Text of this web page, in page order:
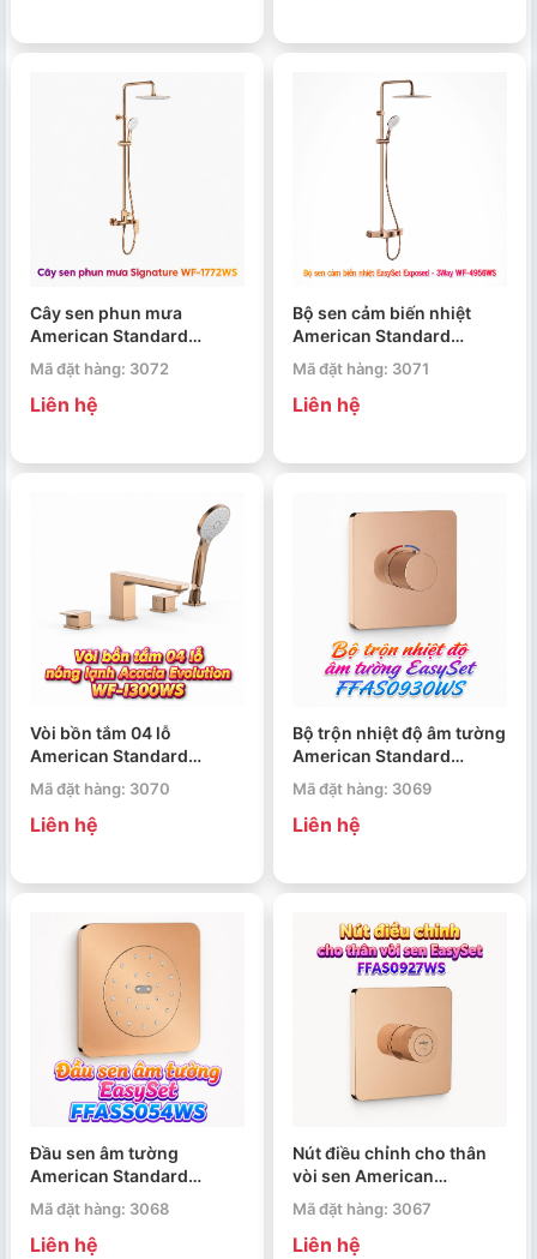
Cây sen phun mưa
American Standard
Signature WF-1772WS
Mã đặt hàng: 3072
Liên hệ
Bộ sen cảm biến nhiệt
American Standard
EasySet Exposed 3Way
WF-4956WS
Mã đặt hàng: 3071
Liên hệ
Vòi bồn tắm 04 lỗ
American Standard
Acacia Evolution WF-
I300WS
Mã đặt hàng: 3070
Liên hệ
Bộ trộn nhiệt độ âm tường
American Standard
EasySet FFAS0930WS
Mã đặt hàng: 3069
Liên hệ
Đầu sen âm tường
American Standard
EasySet FFASS054WS
Mã đặt hàng: 3068
Liên hệ
Nút điều chỉnh cho thân
vòi sen American
Standard EasySet
FFAS0927WS
Mã đặt hàng: 3067
Liên hệ